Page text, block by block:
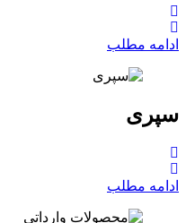
ادامه مطلب
سپری
ادامه مطلب